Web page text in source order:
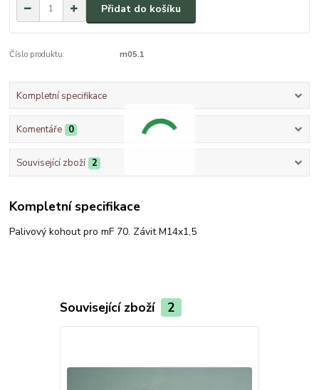
Přidat do košíku
Číslo produktu: m05.1
Kompletní specifikace
Komentáře 0
Související zboží 2
Kompletní specifikace
Palivový kohout pro mF 70. Závit M14x1,5
Související zboží 2